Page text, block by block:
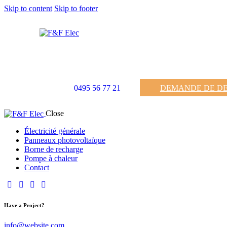
Skip to content Skip to footer
0495 56 77 21 DEMANDE DE
Close
Électricité générale
Panneaux photovoltaïque
Borne de recharge
Pompe à chaleur
Contact
Have a Project?
info@website.com